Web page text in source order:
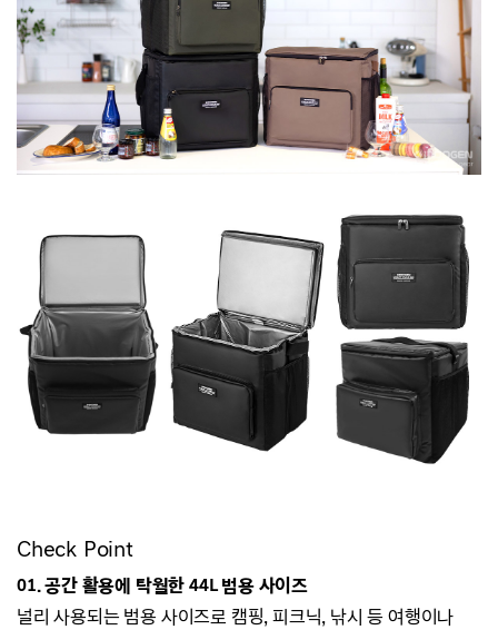
Check Point
01. 공간 활용에 탁월한 44L 범용 사이즈
널리 사용되는 범용 사이즈로 캠핑, 피크닉, 낚시 등 여행이나